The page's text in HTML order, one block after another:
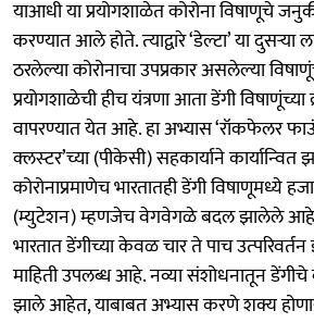
याआधी या प्रयोगशाळेत कोरोना विषाणूचे
करण्‍यात आले होते. त्‍याद्वारे ‘डेल्‍टा’ या दुसऱ्या
ठरलेल्‍या कोरोनाचा उपप्रकार असलेल्‍या
प्रयोगशाळेची हीच यंत्रणा आता डेंगी विषाणूंच्या
वापरण्‍यात येत आहे. हा अभ्‍यास ‘रॉकफेलर
क्‍लस्‍टर’च्या (पीकेसी) सहकार्याने कार्यान्‍वित
कोरोनाप्रमाणेच भारतातही डेंगी विषाणूमध्ये
(म्युटेशन) म्हणजेच वेगवेगळे बदल झालेले
भारतात डेंगीच्या केवळ चार ते पाच
माहिती उपलब्ध आहे. नव्या संशोधनातून
झाले आहेत, याबाबत अभ्यास करणे शक्य